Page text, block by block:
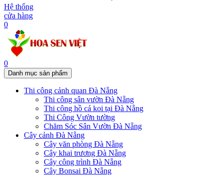
Hệ thống
cửa hàng
0
0
Danh mục sản phẩm
Thi công cảnh quan Đà Nẵng
Thi công sân vườn Đà Nẵng
Thi công hồ cá koi tại Đà Nẵng
Thi Công Vườn tường
Chăm Sóc Sân Vườn Đà Nẵng
Cây cảnh Đà Nẵng
Cây văn phòng Đà Nẵng
Cây khai trương Đà Nẵng
Cây công trình Đà Nẵng
Cây Bonsai Đà Nẵng